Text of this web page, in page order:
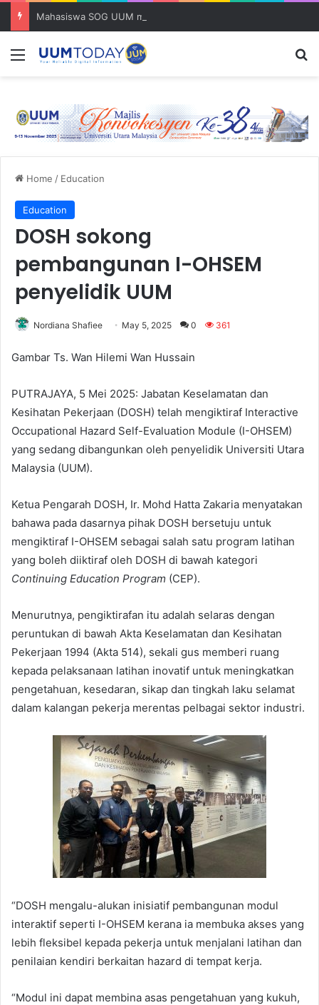
Menu
Home / Education
Education
DOSH sokong
pembangunan I-OHSEM
penyelidik UUM
Nordiana Shafiee May 5, 2025 0 361
Gambar Ts. Wan Hilemi Wan Hussain
PUTRAJAYA, 5 Mei 2025: Jabatan Keselamatan dan
Kesihatan Pekerjaan (DOSH) telah mengiktiraf Interactive
Occupational Hazard Self-Evaluation Module (I-OHSEM)
yang sedang dibangunkan oleh penyelidik Universiti Utara
Malaysia (UUM).
Ketua Pengarah DOSH, Ir. Mohd Hatta Zakaria menyatakan
bahawa pada dasarnya pihak DOSH bersetuju untuk
mengiktiraf I-OHSEM sebagai salah satu program latihan
yang boleh diiktiraf oleh DOSH di bawah kategori
Continuing Education Program (CEP).
Menurutnya, pengiktirafan itu adalah selaras dengan
peruntukan di bawah Akta Keselamatan dan Kesihatan
Pekerjaan 1994 (Akta 514), sekali gus memberi ruang
kepada pelaksanaan latihan inovatif untuk meningkatkan
pengetahuan, kesedaran, sikap dan tingkah laku selamat
dalam kalangan pekerja merentas pelbagai sektor industri.
“DOSH mengalu-alukan inisiatif pembangunan modul
interaktif seperti I-OHSEM kerana ia membuka akses yang
lebih fleksibel kepada pekerja untuk menjalani latihan dan
penilaian kendiri berkaitan hazard di tempat kerja.
“Modul ini dapat membina asas pengetahuan yang kukuh,